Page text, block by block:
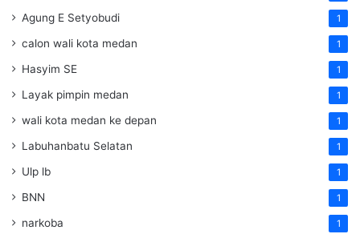
Agung E Setyobudi 1
calon wali kota medan 1
Hasyim SE 1
Layak pimpin medan 1
wali kota medan ke depan 1
Labuhanbatu Selatan 1
Ulp lb 1
BNN 1
narkoba 1